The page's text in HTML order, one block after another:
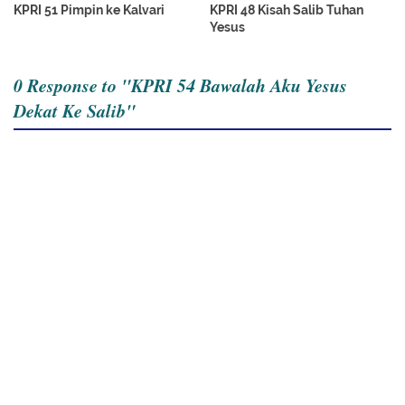
KPRI 51 Pimpin ke Kalvari
KPRI 48 Kisah Salib Tuhan
Yesus
0 Response to "KPRI 54 Bawalah Aku Yesus
Dekat Ke Salib"